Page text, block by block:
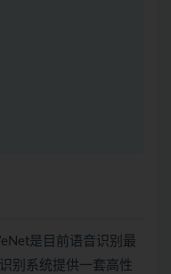
是目前语音识别最
别系统提供一套高性